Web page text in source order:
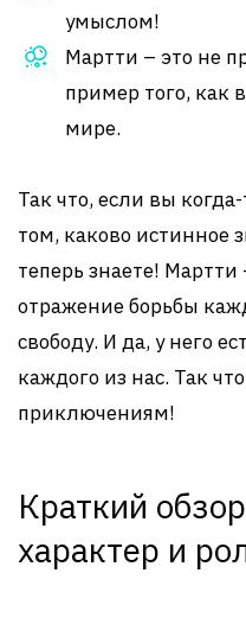
умыслом!
Мартти – это не
пример того, как
мире.
Так что, если вы
том, каково истинное
теперь знаете! Мартти
отражение борьбы
свободу. И да, у него
каждого из нас. Так
приключениям!
Краткий
характер и